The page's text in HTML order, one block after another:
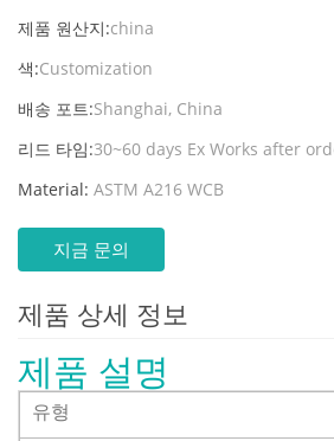
제품 원산지:china
색:Customization
배송 포트:Shanghai, China
리드 타임:30~60 days Ex Works after
Material: ASTM A216 WCB
지금 문의
제품 상세 정보
제품 설명
유형